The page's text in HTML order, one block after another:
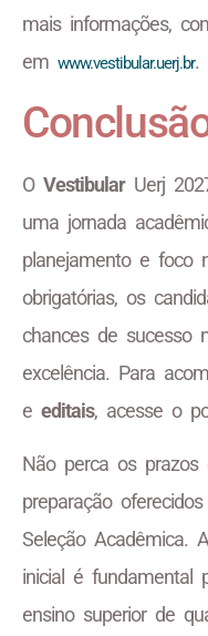
mais informações,
em www.vestibular.uerj.br.
O VestibularUerj
uma jornada
planejamento e foco
obrigatórias, os
chances de sucesso
excelência. Para
e editais, acesse o
Não perca os
preparação
Seleção Acadêmica.
inicial é fundamental
ensino superior de